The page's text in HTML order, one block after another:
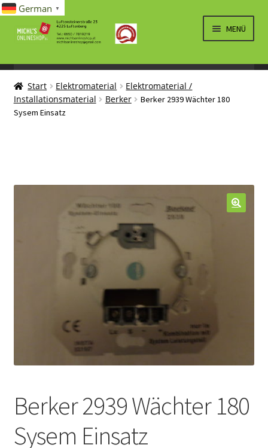
Navigation
Inhalt
MENÜ
SPIELWAREN/BAUSÄTZE
ÖFFNEN
ELEKTRO
LÜFTUNG, HEIZUNG, KLIMA
ÖFFNEN
Start Elektromaterial
Elektromaterial /
Installationsmaterial
Berker
Berker 2939 Wächter 180
Sysem Einsatz
Berker 2939 Wächter 180
Sysem Einsatz
German ▼